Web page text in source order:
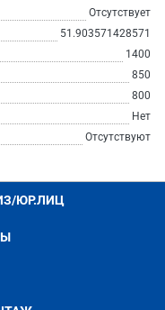
Отсутствует
51.903571428571
1400
850
800
Нет
Отсутствуют
ЮР.ЛИЦ